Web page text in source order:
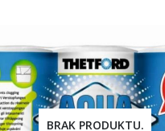
BRAK PRODUKTU.